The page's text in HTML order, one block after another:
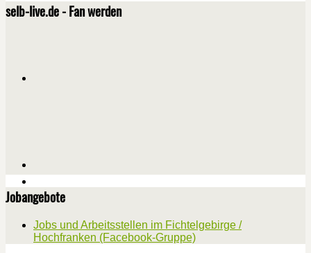
selb-live.de - Fan werden
Jobangebote
Jobs und Arbeitsstellen im Fichtelgebirge /
Hochfranken (Facebook-Gruppe)